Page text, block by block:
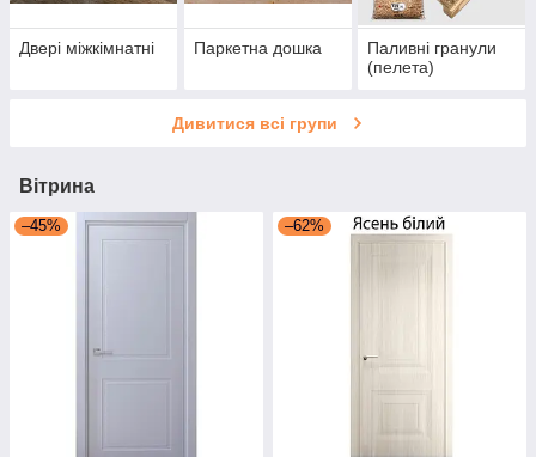
Двері міжкімнатні Паркетна дошка
Паливні гранули
(пелета)
Дивитися всі групи
Вітрина
–45% –62%